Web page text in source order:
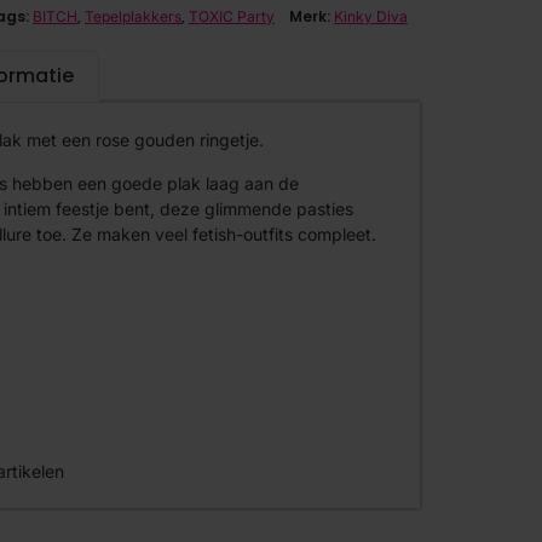
BITCH, Tepelplakkers, TOXIC Party Merk: Kinky Diva
met een rose gouden ringetje.
hebben een goede plak laag aan de
feestje bent, deze glimmende pasties
toe. Ze maken veel fetish-outfits compleet.